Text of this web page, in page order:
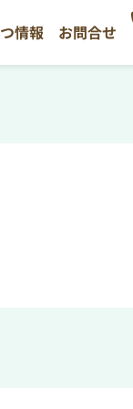
情報 お問合せ